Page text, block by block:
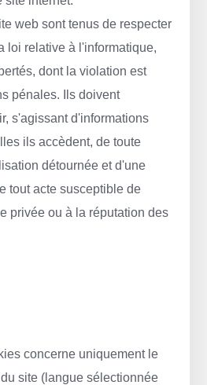
web sont tenus de respecter
loi relative à l'informatique,
dont la violation est
pénales. Ils doivent
s'agissant d'informations
ils accèdent, de toute
détournée et d'une
tout acte susceptible de
privée ou à la réputation des
concerne uniquement le
site (langue sélectionnée